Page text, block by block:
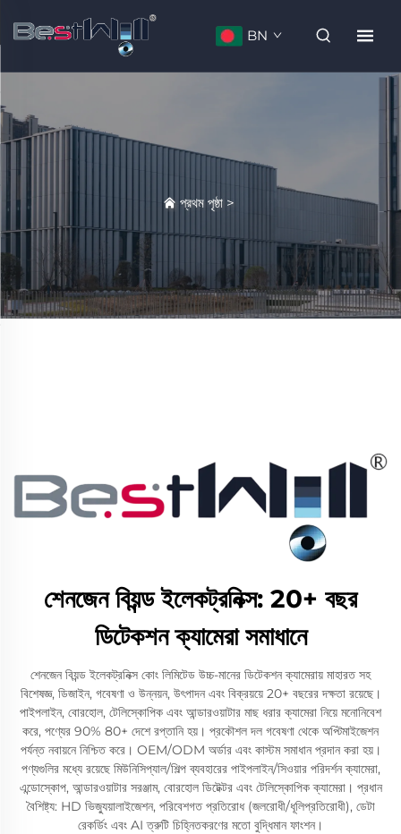
BN
প্রথম পৃষ্ঠা >
শেনজেন বিয়ন্ড ইলেকট্রনিক্স: 20+ বছর
ডিটেকশন ক্যামেরা সমাধানে
শেনজেন বিয়ন্ড ইলেকট্রনিক্স কোং লিমিটেড উচ্চ-মানের ডিটেকশন ক্যামেরায় মাহারত সহ
বিশেষজ্ঞ, ডিজাইন, গবেষণা ও উন্নয়ন, উৎপাদন এবং বিক্রয়য়ে 20+ বছরের দক্ষতা রয়েছে।
পাইপলাইন, বোরহোল, টেলিস্কোপিক এবং আন্ডারওয়াটার মাছ ধরার ক্যামেরা নিয়ে মনোনিবেশ
করে, পণ্যের 90% 80+ দেশে রপ্তানি হয়। প্রকৌশল দল গবেষণা থেকে অপ্টিমাইজেশন
পর্যন্ত নবায়নে নিশ্চিত করে। OEM/ODM অর্ডার এবং কাস্টম সমাধান প্রদান করা হয়।
পণ্যগুলির মধ্যে রয়েছে মিউনিসিপ্যাল/শিল্প ব্যবহারের পাইপলাইন/সিওয়ার পরিদর্শন ক্যামেরা,
এন্ডোস্কোপ, আন্ডারওয়াটার সরঞ্জাম, বোরহোল ডিটেক্টর এবং টেলিস্কোপিক ক্যামেরা। প্রধান
বৈশিষ্ট্য: HD ভিজ্যুয়ালাইজেশন, পরিবেশগত প্রতিরোধ (জলরোধী/ধূলিপ্রতিরোধী), ডেটা
রেকর্ডিং এবং AI ত্রুটি চিহ্নিতকরণের মতো বুদ্ধিমান ফাংশন।